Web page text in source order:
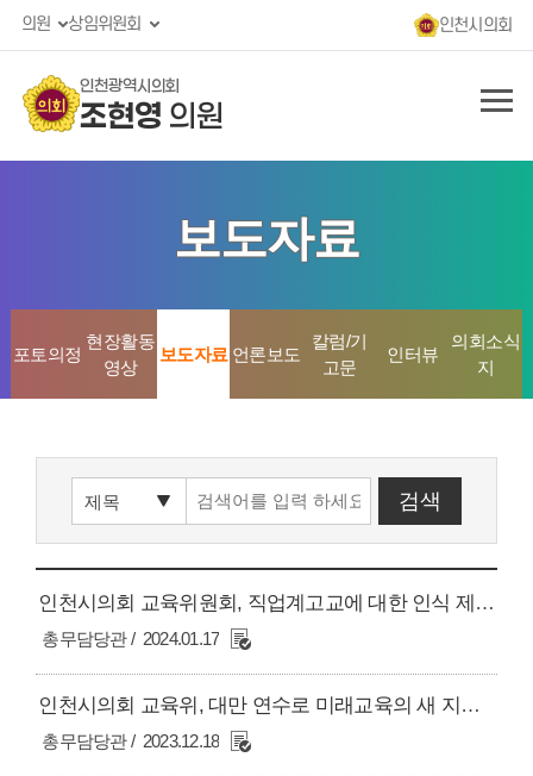
의원 상임위원회 인천시의회
인천광역시의회
조현영 의원
보도자료
포토의정
현장활동
영상
보도자료 언론보도
칼럼/기
고문
인터뷰
의회소식
지
인천시의회 교육위원회, 직업계고교에 대한 인식 제고 및 발전 방안 모색
총무담당관 2024.01.17
인천시의회 교육위, 대만 연수로 미래교육의 새 지평 탐색
총무담당관 2023.12.18